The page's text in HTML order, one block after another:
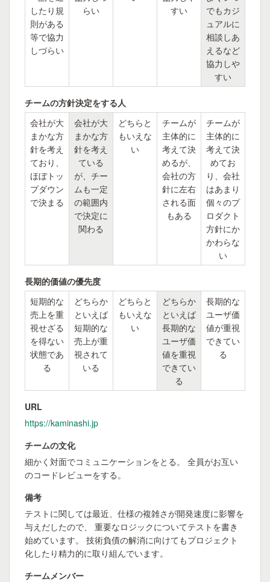
したり規
則がある
等で協力
しづらい
らい
すい
でもカジ
ュアルに
相談しあ
えるなど
協力しや
すい
チームの方針決定をする人
会社が大
まかな方
針を考え
ており、
ほぼトッ
プダウン
で決まる
会社が大
まかな方
針を考え
ている
が、チー
ムも一定
の範囲内
で決定に
関わる
どちらと
もいえな
い
チームが
主体的に
考えて決
めるが、
会社の方
針に左右
される面
もある
チームが
主体的に
考えて決
めてお
り、会社
はあまり
個々のプ
ロダクト
方針にか
かわらな
い
長期的価値の優先度
短期的な
売上を重
視せざる
を得ない
状態であ
る
どちらか
といえば
短期的な
売上が重
視されて
いる
どちらと
もいえな
い
どちらか
といえば
長期的な
ユーザ価
値を重視
できてい
る
長期的な
ユーザ価
値が重視
できてい
る
URL
https://kaminashi.jp
チームの文化
細かく対面でコミュニケーションをとる。 全員がお互い
のコードレビューをする。
備考
テストに関しては最近、仕様の複雑さが開発速度に影響を
与えだしたので、 重要なロジックについてテストを書き
始めています。 技術負債の解消に向けてもプロジェクト
化したり精力的に取り組んでいます。
チームメンバー